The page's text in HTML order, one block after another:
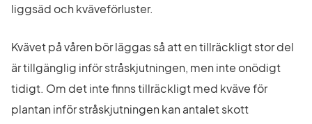
liggsäd och kväveförluster.
Kvävet på våren bör läggas så att en tillräckligt stor del
är tillgänglig inför stråskjutningen, men inte onödigt
tidigt. Om det inte finns tillräckligt med kväve för
plantan inför stråskjutningen kan antalet skott